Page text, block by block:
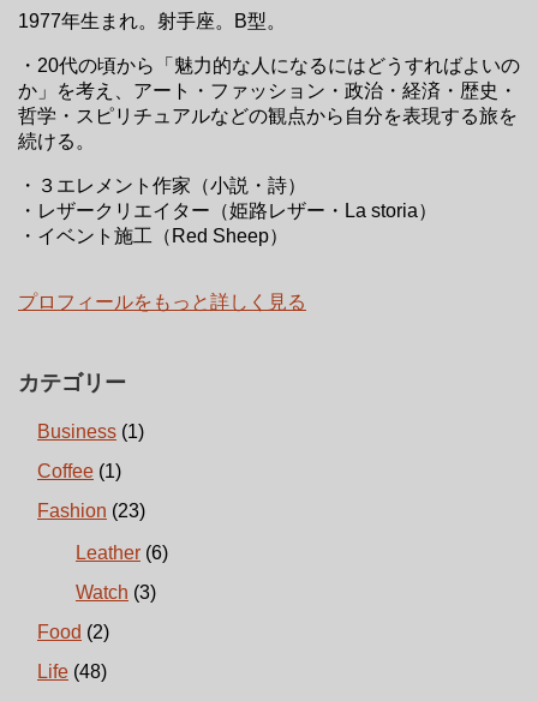
1977年生まれ。射手座。B型。
・20代の頃から「魅力的な人になるにはどうすればよいの
か」を考え、アート・ファッション・政治・経済・歴史・
哲学・スピリチュアルなどの観点から自分を表現する旅を
続ける。
・３エレメント作家（小説・詩）
・レザークリエイター（姫路レザー・La storia）
・イベント施工（Red Sheep）
プロフィールをもっと詳しく見る
カテゴリー
Business (1)
Coffee (1)
Fashion (23)
Leather (6)
Watch (3)
Food (2)
Life (48)